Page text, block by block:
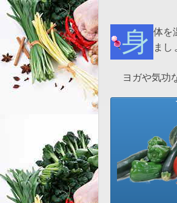
身体を温める食材を中心に、規則正しくよく噛んで食べ
まし
ヨガや気功